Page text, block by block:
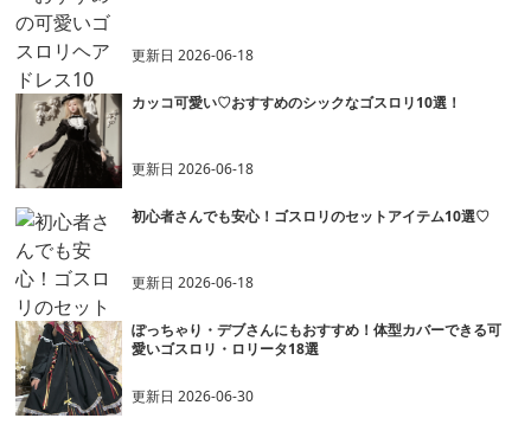
更新日2026-06-18
カッコ可愛い♡おすすめのシックなゴスロリ10選！
更新日2026-06-18
初心者さんでも安心！ゴスロリのセットアイテム10選♡
更新日2026-06-18
ぽっちゃり・デブさんにもおすすめ！体型カバーできる可
愛いゴスロリ・ロリータ18選
更新日2026-06-30